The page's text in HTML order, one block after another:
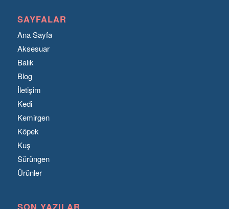
SAYFALAR
Ana Sayfa
Aksesuar
Balık
Blog
İletişim
Kedi
Kemirgen
Köpek
Kuş
Sürüngen
Ürünler
SON YAZILAR